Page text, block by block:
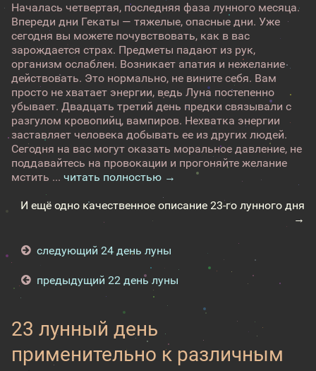
Началась четвертая, последняя фаза лунного месяца.
Впереди дни Гекаты — тяжелые, опасные дни. Уже
сегодня вы можете почувствовать, как в вас
зарождается страх. Предметы падают из рук,
организм ослаблен. Возникает апатия и нежелание
действовать. Это нормально, не вините себя. Вам
просто не хватает энергии, ведь Луна постепенно
убывает. Двадцать третий день предки связывали с
разгулом кровопийц, вампиров. Нехватка энергии
заставляет человека добывать ее из других людей.
Сегодня на вас могут оказать моральное давление, не
поддавайтесь на провокации и прогоняйте желание
мстить ... читать полностью →
И ещё одно качественное описание 23-го лунного дня
→
следующий 24 день луны
предыдущий 22 день луны
23 лунный день
применительно к различным